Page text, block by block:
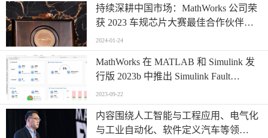
持续深耕中国市场：MathWorks 公司荣
获 2023 车规芯片大赛最佳合作伙伴
奖！
2024-01-24
MathWorks 在 MATLAB 和 Simulink 发
行版 2023b 中推出 Simulink Fault
Analyzer 和 Polyspace Test
2023-09-22
内容围绕人工智能与工程应用、电气化
与工业自动化、软件定义汽车等领